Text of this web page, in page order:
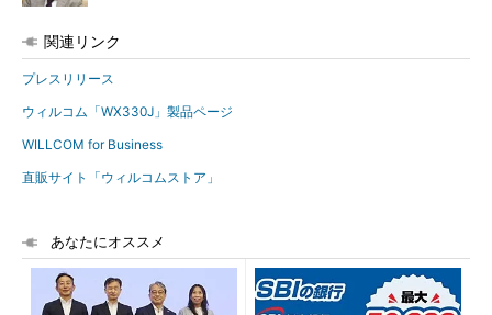
関連リンク
プレスリリース
ウィルコム「WX330J」製品ページ
WILLCOM for Business
直販サイト「ウィルコムストア」
あなたにオススメ